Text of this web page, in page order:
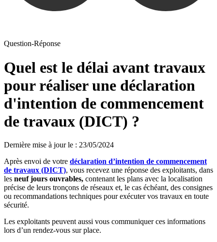
Question-Réponse
Quel est le délai avant travaux
pour réaliser une déclaration
d'intention de commencement
de travaux (DICT) ?
Dernière mise à jour le : 23/05/2024
Après envoi de votre déclaration d’intention de commencement
de travaux (DICT), vous recevez une réponse des exploitants, dans
les neuf jours ouvrables, contenant les plans avec la localisation
précise de leurs tronçons de réseaux et, le cas échéant, des consignes
ou recommandations techniques pour exécuter vos travaux en toute
sécurité.
Les exploitants peuvent aussi vous communiquer ces informations
lors d’un rendez-vous sur place.